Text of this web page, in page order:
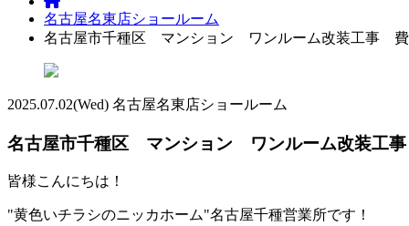
名古屋名東店ショールーム
名古屋市千種区 マンション ワンルーム改装工事 費
2025.07.02(Wed) 名古屋名東店ショールーム
名古屋市千種区 マンション ワンルーム改装工
皆様こんにちは！
"黄色いチラシのニッカホーム"名古屋千種営業所です！